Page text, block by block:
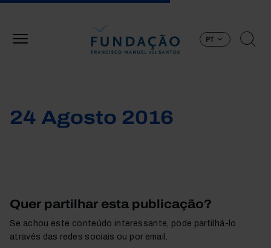
PT
24 Agosto 2016
Quer partilhar esta publicação?
Se achou este conteúdo interessante, pode partilhá-lo
através das redes sociais ou por email.